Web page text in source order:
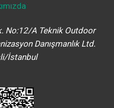
No:12/A Teknik Outdoor
Danışmanlık Ltd.
İstanbul